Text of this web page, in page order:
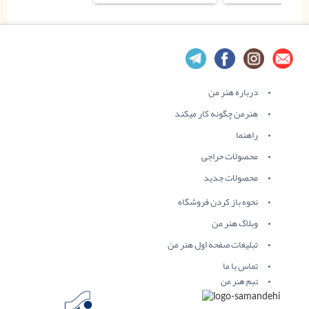
درباره هنر من
هنرمن چگونه کار میکند
راهنما
محصولات حراجی
محصولات جدید
نحوه باز کردن فروشگاه
وبلاگ هنر من
تبلیغات صفحه اول هنر من
تماس با ما
تیم هنر من